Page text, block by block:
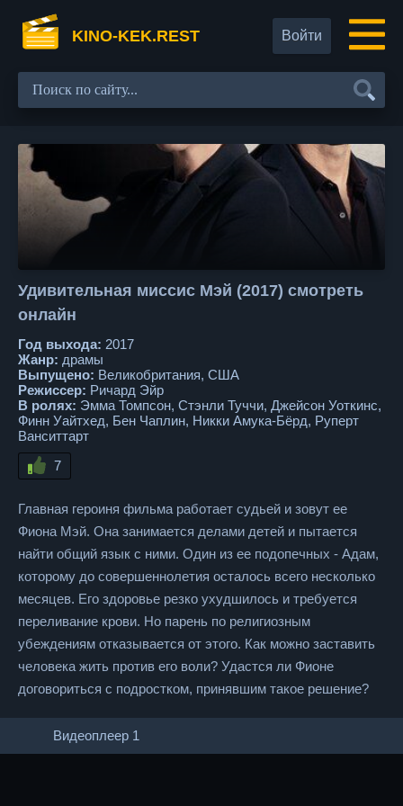
KINO-KEK.REST Войти
Удивительная миссис Мэй (2017) смотреть
онлайн
Год выхода: 2017
Жанр: драмы
Выпущено: Великобритания, США
Режиссер: Ричард Эйр
В ролях: Эмма Томпсон, Стэнли Туччи, Джейсон Уоткинс,
Финн Уайтхед, Бен Чаплин, Никки Амука-Бёрд, Руперт
Ванситтарт
7
Главная героиня фильма работает судьей и зовут ее
Фиона Мэй. Она занимается делами детей и пытается
найти общий язык с ними. Один из ее подопечных - Адам,
которому до совершеннолетия осталось всего несколько
месяцев. Его здоровье резко ухудшилось и требуется
переливание крови. Но парень по религиозным
убеждениям отказывается от этого. Как можно заставить
человека жить против его воли? Удастся ли Фионе
договориться с подростком, принявшим такое решение?
Видеоплеер 1